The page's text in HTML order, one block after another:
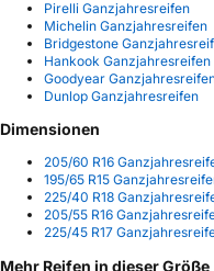
Pirelli Ganzjahresreifen
Michelin Ganzjahresreifen
Bridgestone
Hankook Ganzjahresreifen
Goodyear
Dunlop Ganzjahresreifen
Dimensionen
205/60 R16
195/65 R15
225/40 R18
205/55 R16
225/45 R17
Mehr Reifen in dieser Größe